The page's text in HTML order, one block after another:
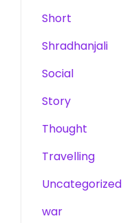
Short
Shradhanjali
Social
Story
Thought
Travelling
Uncategorized
war